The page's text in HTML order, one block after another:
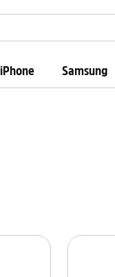
iPhone Samsung